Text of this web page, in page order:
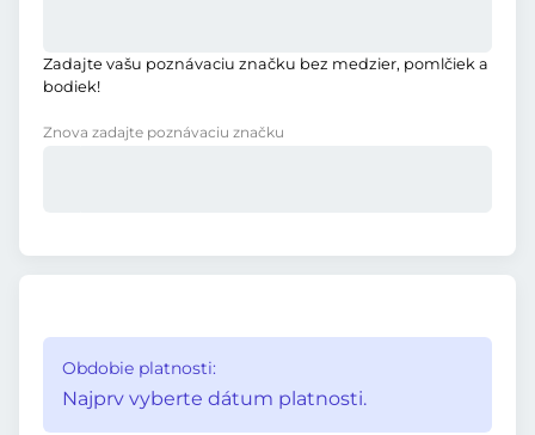
Zadajte vašu poznávaciu značku bez medzier, pomlčiek a
bodiek!
Znova zadajte poznávaciu značku
Obdobie platnosti:
Najprv vyberte dátum platnosti.